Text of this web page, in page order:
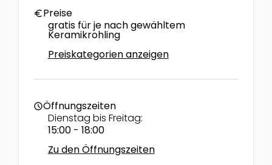
euroPreise
gratis für je nach gewähltem
Keramikrohling
Preiskategorien anzeigen
scheduleÖffnungszeiten
Dienstag bis Freitag:
15:00 - 18:00
Zu den Öffnungszeiten